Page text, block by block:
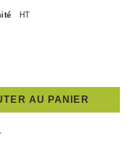
HT
AU PANIER